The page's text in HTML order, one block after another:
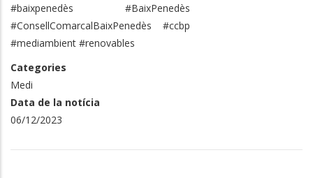
#baixpenedès #BaixPenedès
#ConsellComarcalBaixPenedès #ccbp
#mediambient #renovables
Categories
Medi
Data de la notícia
06/12/2023